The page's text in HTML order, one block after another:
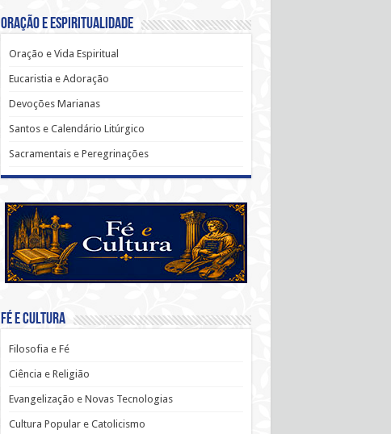
Oração e Espiritualidade
Oração e Vida Espiritual
Eucaristia e Adoração
Devoções Marianas
Santos e Calendário Litúrgico
Sacramentais e Peregrinações
Fé e Cultura
Filosofia e Fé
Ciência e Religião
Evangelização e Novas Tecnologias
Cultura Popular e Catolicismo